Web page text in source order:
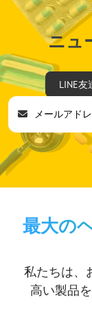
ニュ
LINE友
最大の
私たちは、
高い製品